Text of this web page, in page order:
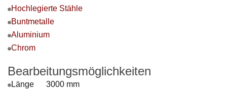
Hochlegierte Stähle
Buntmetalle
Aluminium
Chrom
Länge 3000 mm
Bearbeitungsmöglichkeiten